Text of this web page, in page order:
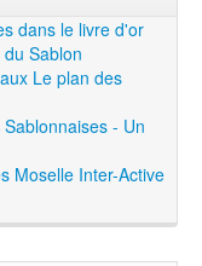
dans le livre d'or
Sablon
Le plan des
- Un
Moselle Inter-Active